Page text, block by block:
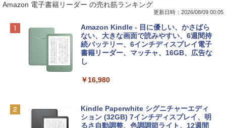
Apple 2026 MacBook Neo A18 Proチッ
プ搭載13インチノートブック：AIとAppl
e Intelligenceのために設計、Liquid Ret
inaディスプレイ、8GBユニファイドメモ
リ、512GB SSDストレージ、1080p Fac
ゴ
tomtoc 360°保護 15.6 16インチ パソコ
Robloxギフトカード - 800 Robux 【限
定バーチャルアイテムを含む】 【オンラ
インゲームコード】 ロブロックス | オン
ラインコード版
定バーチャルアイテムを含む】 【オンラ
インゲームコード】 ロブロックス |オン
ラインコード版
生成AIパスポート公式テキスト 第４版
￥1,766
ズ (はぴーイラストLabo)
￥480
Amazon 電子書籍リーダー の売れ筋ランキング
更新日時：2026/08/09 00:05
Amazon Kindle - 目に優しい、かさばら
ない、大きな画面で読みやすい、6週間持
続バッテリー、6インチディスプレイ電子
書籍リーダー、マッチャ、16GB、広告な
し
￥16,980
Kindle Paperwhite シグニチャーエディ
ション (32GB) 7インチディスプレイ、明
るさ自動調整、色調調節ライト、12週間